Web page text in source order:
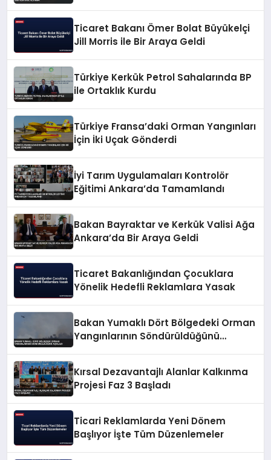
Ticaret Bakanı Ömer Bolat Büyükelçi
Jill Morris ile Bir Araya Geldi
Türkiye Kerkük Petrol Sahalarında BP
ile Ortaklık Kurdu
Türkiye Fransa’daki Orman Yangınları
İçin İki Uçak Gönderdi
İyi Tarım Uygulamaları Kontrolör
Eğitimi Ankara’da Tamamlandı
Bakan Bayraktar ve Kerkük Valisi Ağa
Ankara’da Bir Araya Geldi
Ticaret Bakanlığından Çocuklara
Yönelik Hedefli Reklamlara Yasak
Bakan Yumaklı Dört Bölgedeki Orman
Yangınlarının Söndürüldüğünü
Kırsal Dezavantajlı Alanlar Kalkınma
Projesi Faz 3 Başladı
Ticari Reklamlarda Yeni Dönem
Başlıyor İşte Tüm Düzenlemeler